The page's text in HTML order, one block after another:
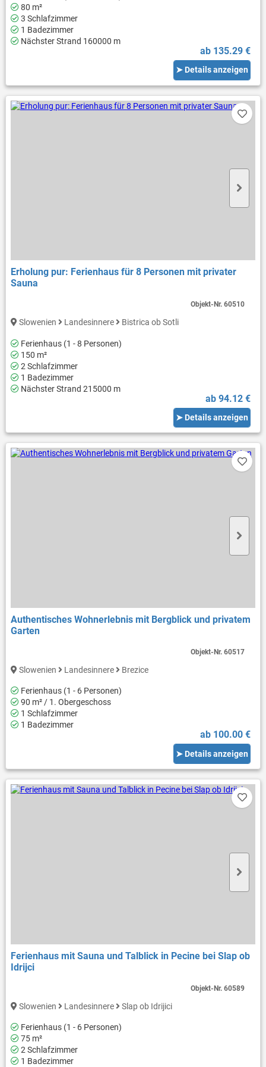
80 m²
3 Schlafzimmer
1 Badezimmer
Nächster Strand 160000 m
ab 135.29 €
➤ Details anzeigen
Erholung pur: Ferienhaus für 8 Personen mit privater
Sauna
Slowenien Landesinnere Bistrica ob Sotli
Ferienhaus (1 - 8 Personen)
150 m²
2 Schlafzimmer
1 Badezimmer
Nächster Strand 215000 m
ab 94.12 €
➤ Details anzeigen
Objekt-Nr.60510
Authentisches Wohnerlebnis mit Bergblick und privatem
Garten
Slowenien Landesinnere Brezice
Ferienhaus (1 - 6 Personen)
90 m² / 1. Obergeschoss
1 Schlafzimmer
1 Badezimmer
ab 100.00 €
➤ Details anzeigen
Objekt-Nr.60517
Ferienhaus mit Sauna und Talblick in Pecine bei Slap ob
Idrijci
Slowenien Landesinnere Slap ob Idrijici
Ferienhaus (1 - 6 Personen)
75 m²
2 Schlafzimmer
1 Badezimmer
Objekt-Nr.60589